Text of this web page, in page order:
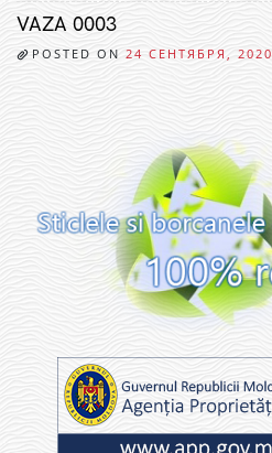
VAZA 0003
POSTED ON 24 СЕНТЯБРЯ, 2020